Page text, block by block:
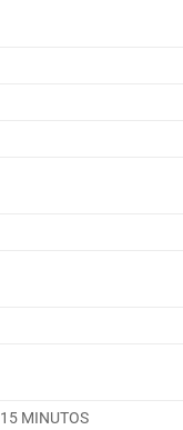
15 MINUTOS